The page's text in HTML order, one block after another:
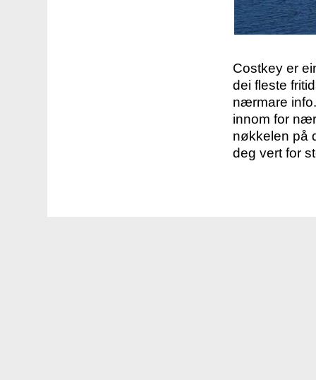
Costkey er
dei fleste
nærmare
innom for
nøkkelen på
deg vert for